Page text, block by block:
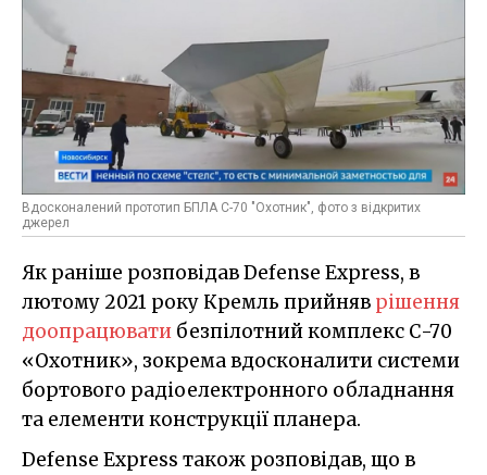
Вдосконалений прототип БПЛА С-70 "Охотник", фото з відкритих
джерел
Як раніше розповідав Defense Express, в
лютому 2021 року Кремль прийняв рішення
доопрацювати безпілотний комплекс С-70
«Охотник», зокрема вдосконалити системи
бортового радіоелектронного обладнання
та елементи конструкції планера.
Defense Express також розповідав, що в